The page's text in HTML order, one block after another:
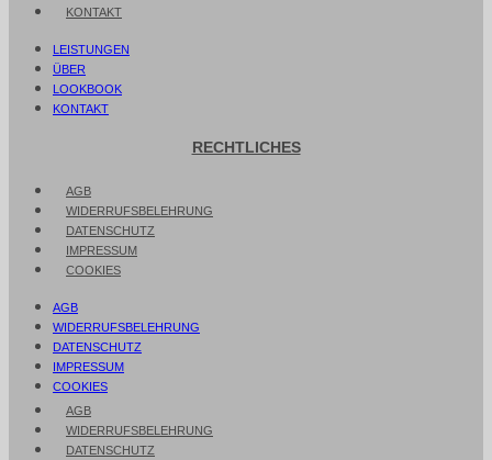
KONTAKT
LEISTUNGEN
ÜBER
LOOKBOOK
KONTAKT
RECHTLICHES
AGB
WIDERRUFSBELEHRUNG
DATENSCHUTZ
IMPRESSUM
COOKIES
AGB
WIDERRUFSBELEHRUNG
DATENSCHUTZ
IMPRESSUM
COOKIES
AGB
WIDERRUFSBELEHRUNG
DATENSCHUTZ